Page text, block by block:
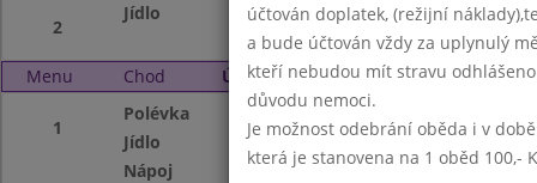
2
Jídlo 1.A,2.B,4.A,5.A
Menu Chod Úterý 13. 4. 2021 (11:15 - 14:00)
1
Polévka
Jídlo
rybí filé na
Nápoj
kakao,sirup,čaj
účtován doplatek, (režijní
a bude účtován vždy za uplynulý
kteří nebudou mít stravu
důvodu nemoci.
Je možnost odebrání oběda i v
která je stanovena na 1 oběd 100,-